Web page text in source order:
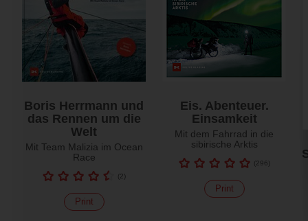
Boris Herrmann und
das Rennen um die
Welt
Mit Team Malizia im Ocean
Race
(2)
Print
Eis. Abenteuer.
Einsamkeit
Mit dem Fahrrad in die
sibirische Arktis
(296)
Print